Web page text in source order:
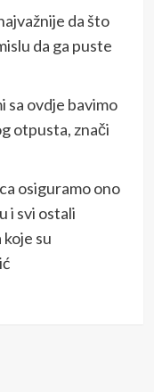
da što
da ga puste
sa ovdje bavimo
otpusta, znači
osiguramo ono
i svi ostali
su